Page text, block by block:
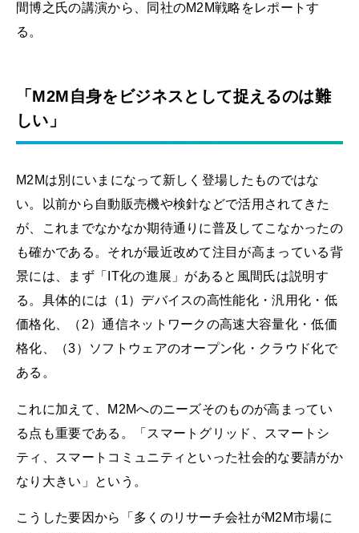
間博之氏の講演から、同社のM2M戦略をレポートす
る。
「M2M自身をビジネスとして捉えるのは難
しい」
M2Mは別にいまになって新しく登場したものではな
い。以前から自動販売機や検針などで活用されてきた
が、これまでなかなか期待通りに普及してこなかったの
も確かである。それが最近改めて注目が高まっている背
景には、まず「IT化の進展」があると風間氏は説明す
る。具体的には（1）デバイスの高性能化・汎用化・低
価格化、（2）通信ネットワークの高速大容量化・低価
格化、（3）ソフトウェアのオープン化・クラウド化で
ある。
これに加えて、M2Mへのニーズそのものが高まってい
る点も重要である。「スマートグリッド、スマートシ
ティ、スマートコミュニティといった社会的な要請がか
なり大きい」という。
こうした要因から「多くのリサーチ会社がM2M市場に